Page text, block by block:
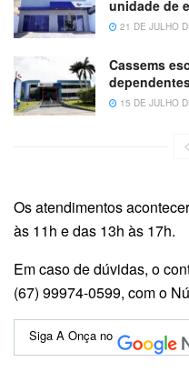
unidade de
21 DE JULHO
Cassems
15 DE JULHO
Os atendimentos
às 11h e das 13h às 17h.
Em caso de dúvidas, o
(67) 99974-0599, com o
Siga A Onça no